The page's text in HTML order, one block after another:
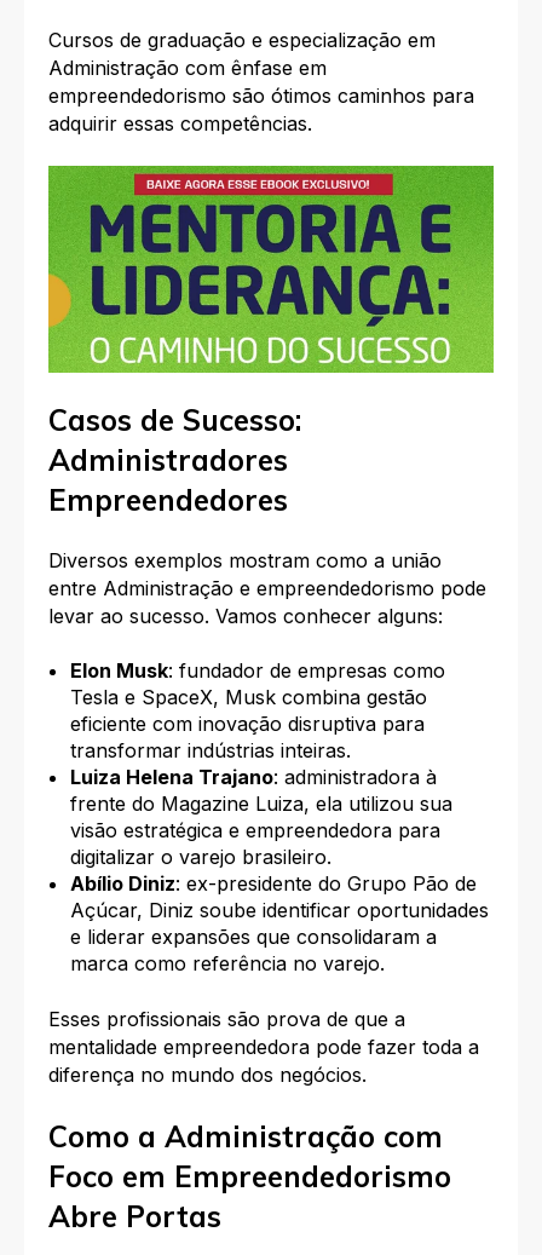
Cursos de graduação e especialização em
Administração com ênfase em
empreendedorismo são ótimos caminhos para
adquirir essas competências.
Casos de Sucesso:
Administradores
Empreendedores
Diversos exemplos mostram como a união
entre Administração e empreendedorismo pode
levar ao sucesso. Vamos conhecer alguns:
Elon Musk: fundador de empresas como
Tesla e SpaceX, Musk combina gestão
eficiente com inovação disruptiva para
transformar indústrias inteiras.
Luiza Helena Trajano: administradora à
frente do Magazine Luiza, ela utilizou sua
visão estratégica e empreendedora para
digitalizar o varejo brasileiro.
Abílio Diniz: ex-presidente do Grupo Pão de
Açúcar, Diniz soube identificar oportunidades
e liderar expansões que consolidaram a
marca como referência no varejo.
Esses profissionais são prova de que a
mentalidade empreendedora pode fazer toda a
diferença no mundo dos negócios.
Como a Administração com
Foco em Empreendedorismo
Abre Portas